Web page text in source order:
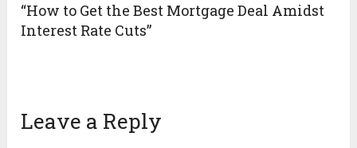
“How to Get the Best Mortgage Deal Amidst
Interest Rate Cuts”
Leave a Reply